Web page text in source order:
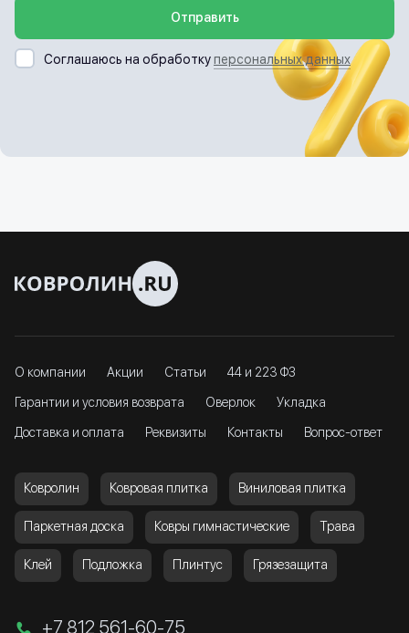
Отправить
Соглашаюсь на обработкуперсональных данных
О компании Акции Статьи 44 и 223 ФЗ
Гарантии и условия возврата Оверлок Укладка
Доставка и оплата Реквизиты Контакты Вопрос-ответ
Ковролин Ковровая плитка Виниловая плитка
Паркетная доска Ковры гимнастические Трава
Клей Подложка Плинтус Грязезащита
+7 812 561-60-75